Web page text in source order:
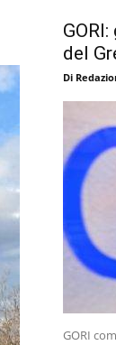
del
Di
GORI